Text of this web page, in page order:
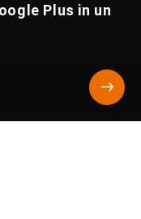
Plus in un